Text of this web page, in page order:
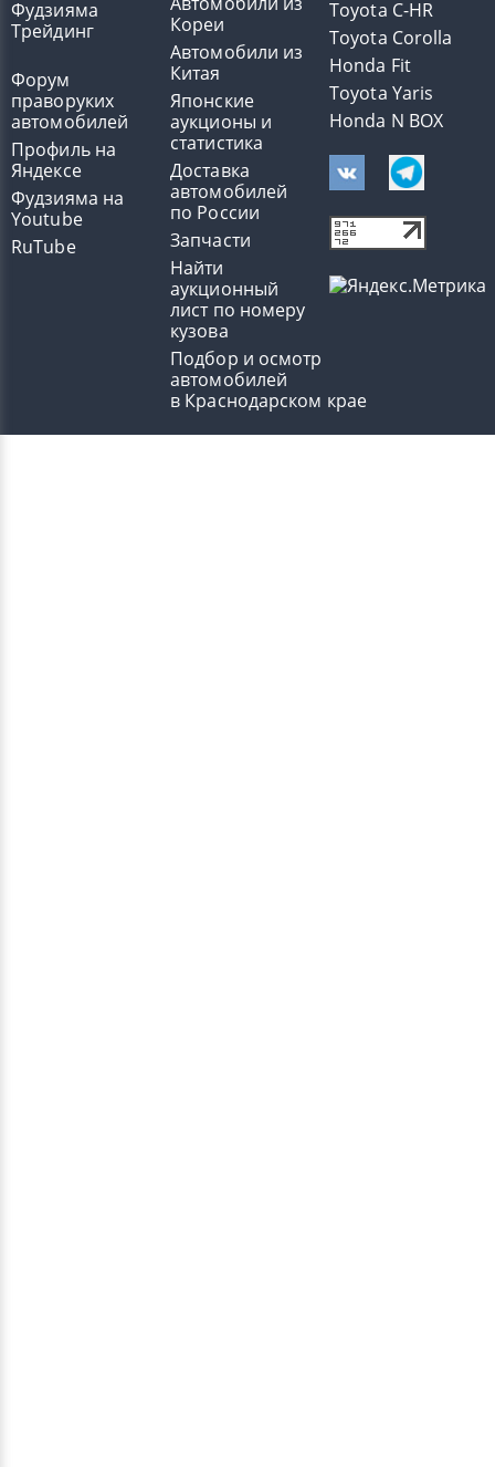
Фудзияма
Трейдинг
Форум
праворуких
автомобилей
Профиль на
Яндексе
Фудзияма на
Youtube
RuTube
Кореи
Автомобили из
Китая
Японские
аукционы и
статистика
Доставка
автомобилей
по России
Запчасти
Найти
аукционный
лист по номеру
кузова
Подбор и осмотр
автомобилей
в Краснодарском крае
Toyota C-HR
Toyota Corolla
Honda Fit
Toyota Yaris
Honda N BOX